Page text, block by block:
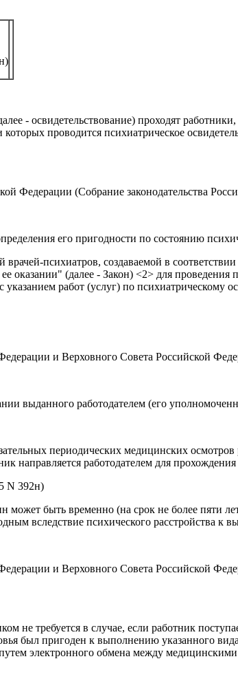
- освидетельствование) проходят
проводится психиатрическое
Федерации (Собрание законодательства
его пригодности по состоянию
психиатров, создаваемой в соответствии
оказании" (далее - Закон) <2> для
работ (услуг) по психиатрическому
и Верховного Совета Российской
выданного работодателем (его
периодических медицинских
направляется работодателем для прохождения
N 392н)
может быть временно (на срок не более пяти
вследствие психического расстройства
и Верховного Совета Российской
не требуется в случае, если работник
был пригоден к выполнению указанного
электронного обмена между